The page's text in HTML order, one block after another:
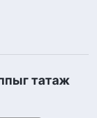
татаж